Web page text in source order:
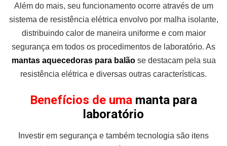
Além do mais, seu funcionamento ocorre através de um
sistema de resistência elétrica envolvo por malha isolante,
distribuindo calor de maneira uniforme e com maior
segurança em todos os procedimentos de laboratório. As
mantas aquecedoras para balão se destacam pela sua
resistência elétrica e diversas outras características.
Benefícios de uma manta para
laboratório
Investir em segurança e também tecnologia são itens